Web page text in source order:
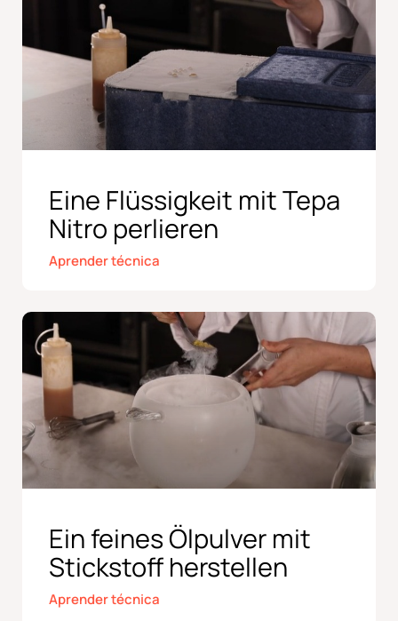
Eine Flüssigkeit mit Tepa
Nitro perlieren
Aprender técnica
Ein feines Ölpulver mit
Stickstoff herstellen
Aprender técnica